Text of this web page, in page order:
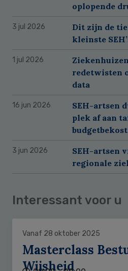
oplopende
3 jul 2026
Dit zijn de
kleinste
1 jul 2026
redetwisten
data
16 jun 2026
SEH-artsen
plek af aan
3 jun 2026
SEH-artsen
regionale
Interessant voor u
Vanaf 28 oktober 2025
Masterclass
Wijsheid